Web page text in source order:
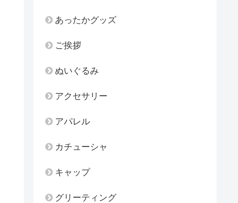
あったかグッズ
ご挨拶
ぬいぐるみ
アクセサリー
アパレル
カチューシャ
キャップ
グリーティング